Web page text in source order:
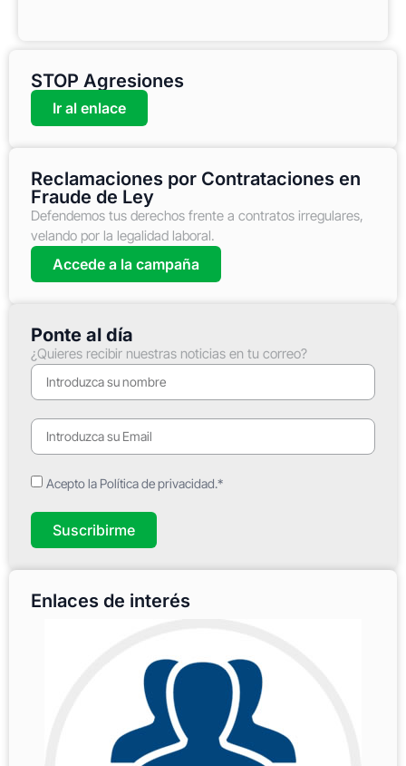
STOP Agresiones
Ir al enlace
Reclamaciones por Contrataciones en
Fraude de Ley
Defendemos tus derechos frente a contratos irregulares,
velando por la legalidad laboral.
Accede a la campaña
Ponte al día
¿Quieres recibir nuestras noticias en tu correo?
Acepto la Política de privacidad.*
Suscribirme
Enlaces de interés